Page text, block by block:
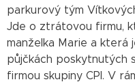
parkurový tým
Jde o ztrátovou firmu,
manželka Marie a která
půjčkách poskytnutých
firmou skupiny CPI. V